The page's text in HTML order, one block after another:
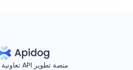
منصة تطوير API تعاونية متكاملة